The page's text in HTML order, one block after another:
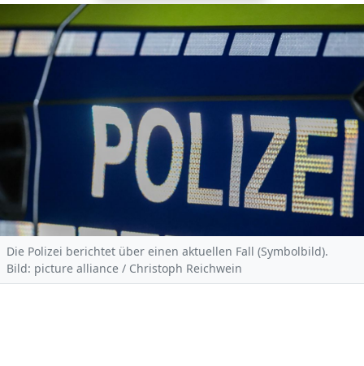
Die Polizei berichtet über einen aktuellen Fall (Symbolbild).
Bild: picture alliance / Christoph Reichwein